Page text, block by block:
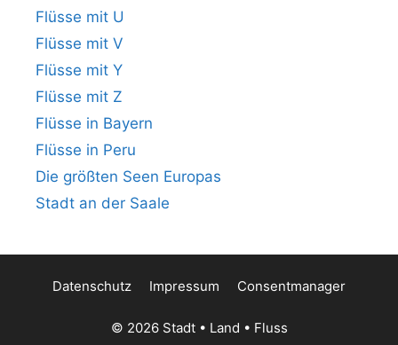
Flüsse mit U
Flüsse mit V
Flüsse mit Y
Flüsse mit Z
Flüsse in Bayern
Flüsse in Peru
Die größten Seen Europas
Stadt an der Saale
Datenschutz Impressum Consentmanager
© 2026 Stadt • Land • Fluss